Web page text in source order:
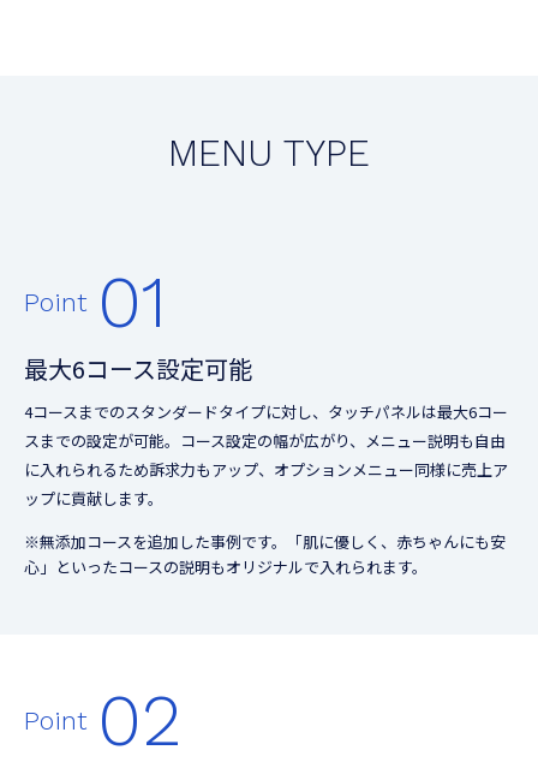
MENU TYPE
Point 01
最大6コース設定可能
4コースまでのスタンダードタイプに対し、タッチパネルは最大6コー
スまでの設定が可能。コース設定の幅が広がり、メニュー説明も自由
に入れられるため訴求力もアップ、オプションメニュー同様に売上ア
ップに貢献します。
※無添加コースを追加した事例です。「肌に優しく、赤ちゃんにも安
心」といったコースの説明もオリジナルで入れられます。
Point 02